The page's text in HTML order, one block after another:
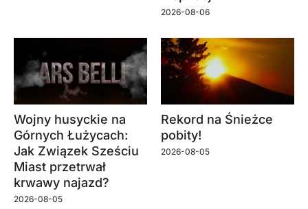
2026-08-06
Wojny husyckie na
Górnych Łużycach:
Jak Związek Sześciu
Miast przetrwał
krwawy najazd?
2026-08-05
Rekord na Śnieżce
pobity!
2026-08-05